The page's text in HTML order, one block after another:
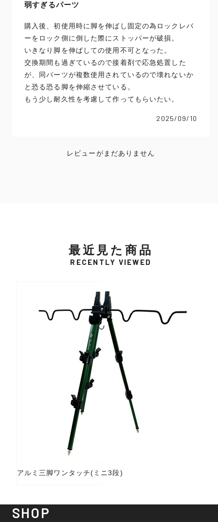
弱すぎるパーツ
購入後、初使用時に脚を伸ばし固定の為ロックレバ
ーをロック側に倒した際にストッパーが破損。
いきなり脚を伸ばしての使用不可となった。
交換期間も過ぎているので接着剤で応急処置した
が、同パーツが複数使用されているので壊れないか
と恐る恐る脚を伸縮させている。
もう少し耐久性を考慮して作ってもらいたい。
2025/09/10
レビューがまだありません
最近見た商品
RECENTLY VIEWED
アルミ三脚ワンタッチ(ミニ3段)
SHOP